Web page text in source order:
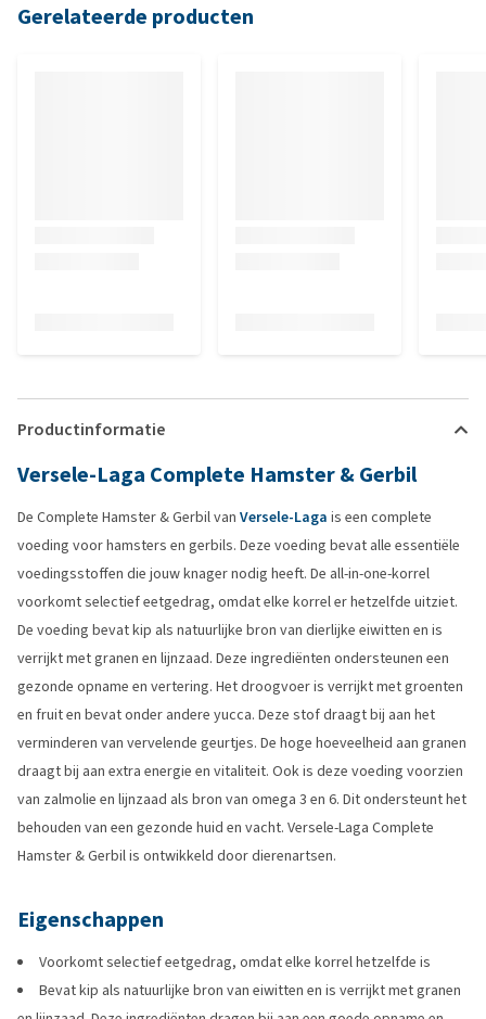
Gerelateerde producten
Productinformatie
Versele-Laga Complete Hamster & Gerbil
De Complete Hamster & Gerbil van Versele-Laga is een complete
voeding voor hamsters en gerbils. Deze voeding bevat alle essentiële
voedingsstoffen die jouw knager nodig heeft. De all-in-one-korrel
voorkomt selectief eetgedrag, omdat elke korrel er hetzelfde uitziet.
De voeding bevat kip als natuurlijke bron van dierlijke eiwitten en is
verrijkt met granen en lijnzaad. Deze ingrediënten ondersteunen een
gezonde opname en vertering. Het droogvoer is verrijkt met groenten
en fruit en bevat onder andere yucca. Deze stof draagt bij aan het
verminderen van vervelende geurtjes. De hoge hoeveelheid aan granen
draagt bij aan extra energie en vitaliteit. Ook is deze voeding voorzien
van zalmolie en lijnzaad als bron van omega 3 en 6. Dit ondersteunt het
behouden van een gezonde huid en vacht. Versele-Laga Complete
Hamster & Gerbil is ontwikkeld door dierenartsen.
Eigenschappen
Voorkomt selectief eetgedrag, omdat elke korrel hetzelfde is
Bevat kip als natuurlijke bron van eiwitten en is verrijkt met granen